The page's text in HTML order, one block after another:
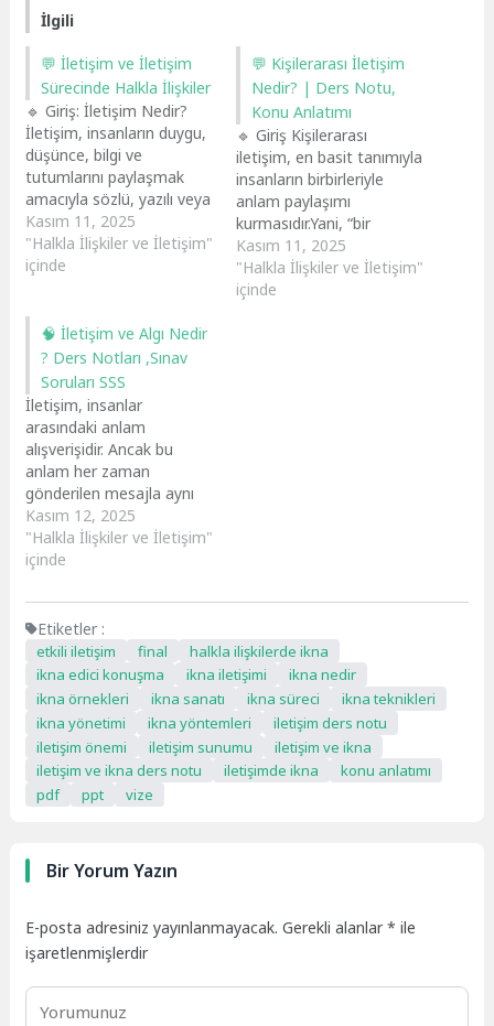
İlgili
💬 İletişim ve İletişim
Sürecinde Halkla İlişkiler
🔹 Giriş: İletişim Nedir?
İletişim, insanların duygu,
düşünce, bilgi ve
tutumlarını paylaşmak
amacıyla sözlü, yazılı veya
görsel yollarla etkileşim
kurmasıdır.Kısaca, “anlam
aktarımıdır.”Günümüzde
her alanda başarılı
iletişim, kurumun imajını
doğrudan etkiler. 💡 Halkla
ilişkiler ise bu iletişimi
planlı, stratejik ve iki yönlü
bir süreç hâline
getirir.Yani…
Kasım 11, 2025
"Halkla İlişkiler ve İletişim"
içinde
💬 Kişilerarası İletişim
Nedir? | Ders Notu,
Konu Anlatımı
🔹 Giriş Kişilerarası
iletişim, en basit tanımıyla
insanların birbirleriyle
anlam paylaşımı
kurmasıdır.Yani, “bir
insanın bir diğerine duygu,
düşünce veya bilgi
aktarması”dır.Ancak bu
Kasım 11, 2025
"Halkla İlişkiler ve İletişim"
içinde
🧠 İletişim ve Algı Nedir
? Ders Notları ,Sınav
Soruları SSS
İletişim, insanlar
arasındaki anlam
alışverişidir. Ancak bu
anlam her zaman
gönderilen mesajla aynı
şekilde algılanmaz.İşte
burada algı (perception)
devreye girer. Kısaca,
ayrılmaz iki kavramdır.Bir
kişi ne söylerse söylesin,
karşındaki onu nasıl
algılıyorsa iletişim o
şekilde sonuçlanır.Yani
“algı, gerçekte iletişimin
yönünü belirler.” 🗣️
İletişim Süreci ve Algının…
Kasım 12, 2025
"Halkla İlişkiler ve İletişim"
içinde
Etiketler :
etkili iletişim final
halkla ilişkilerde ikna
ikna edici konuşma
ikna iletişimi
ikna nedir
ikna örnekleri
ikna sanatı ikna süreci
ikna teknikleri
ikna yönetimi
ikna yöntemleri
iletişim ders notu
iletişim önemi
iletişim sunumu
iletişim ve ikna
iletişim ve ikna ders notu
iletişimde ikna
konu anlatımı
pdf
ppt vize
Bir Yorum Yazın
E-posta adresiniz yayınlanmayacak. Gerekli alanlar* ile
işaretlenmişlerdir